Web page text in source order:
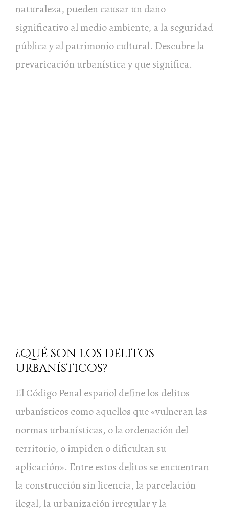
naturaleza, pueden causar un daño
significativo al medio ambiente, a la seguridad
pública y al patrimonio cultural. Descubre la
prevaricación urbanística y que significa.
¿Qué son los delitos
urbanísticos?
El Código Penal español define los delitos
urbanísticos como aquellos que «vulneran las
normas urbanísticas, o la ordenación del
territorio, o impiden o dificultan su
aplicación». Entre estos delitos se encuentran
la construcción sin licencia, la parcelación
ilegal, la urbanización irregular y la